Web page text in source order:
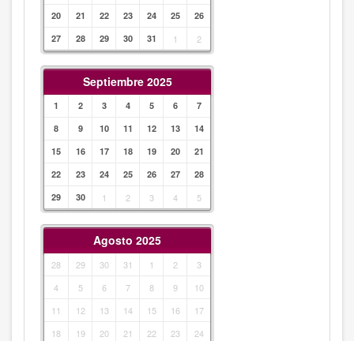
20
21 22 23 24 25
26
27
28 29 30 31 1 2
Septiembre 2025
1 2 3 4 5 6
7
8
9 10 11 12 13
14
15
16 17 18 19 20
21
22
23 24 25 26 27
28
29
30 1 2 3 4 5
Agosto 2025
28 29 30 31 1 2
3
4
5 6 7 8 9
10
11
12 13 14 15 16
17
18
19 20 21 22 23
24